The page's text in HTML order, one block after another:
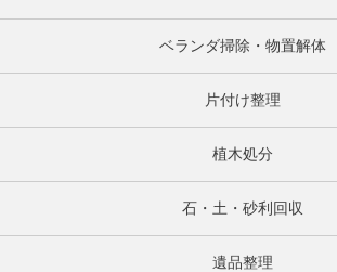
ベランダ掃除・物置解体
片付け整理
植木処分
石・土・砂利回収
遺品整理